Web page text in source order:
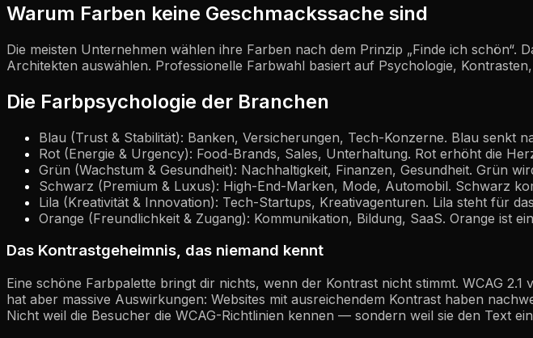
Warum Farben keine Geschmackssache sind
Die meisten Unternehmen wählen ihre Farben nach dem Prinzip „Finde ich schön“.
Architekten auswählen. Professionelle Farbwahl basiert auf Psychologie,
Die Farbpsychologie der Branchen
Blau (Trust & Stabilität): Banken, Versicherungen, Tech-Konzerne. Blau senkt
Rot (Energie & Urgency): Food-Brands, Sales, Unterhaltung. Rot erhöht die
Grün (Wachstum & Gesundheit): Nachhaltigkeit, Finanzen, Gesundheit. Grün
Schwarz (Premium & Luxus): High-End-Marken, Mode, Automobil. Schwarz
Lila (Kreativität & Innovation): Tech-Startups, Kreativagenturen. Lila steht für
Orange (Freundlichkeit & Zugang): Kommunikation, Bildung, SaaS. Orange ist
Das Kontrastgeheimnis, das niemand kennt
Eine schöne Farbpalette bringt dir nichts, wenn der Kontrast nicht stimmt. WCAG
hat aber massive Auswirkungen: Websites mit ausreichendem Kontrast haben
Nicht weil die Besucher die WCAG-Richtlinien kennen — sondern weil sie den Text